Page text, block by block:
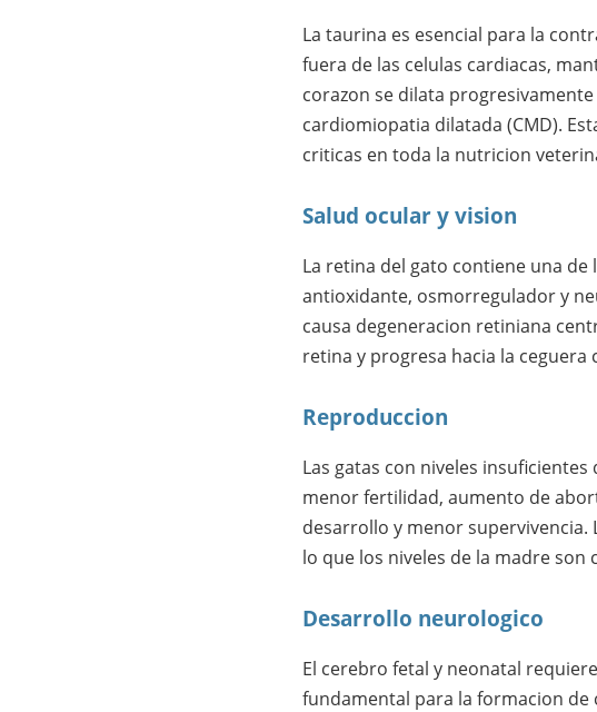
La taurina es esencial para la
fuera de las celulas cardiacas,
corazon se dilata
cardiomiopatia dilatada (CMD).
criticas en toda la nutricion
Salud ocular y vision
La retina del gato contiene una
antioxidante, osmorregulador y
causa degeneracion retiniana
retina y progresa hacia la
Reproduccion
Las gatas con niveles
menor fertilidad, aumento de
desarrollo y menor
lo que los niveles de la madre son
Desarrollo neurologico
El cerebro fetal y neonatal
fundamental para la formacion de